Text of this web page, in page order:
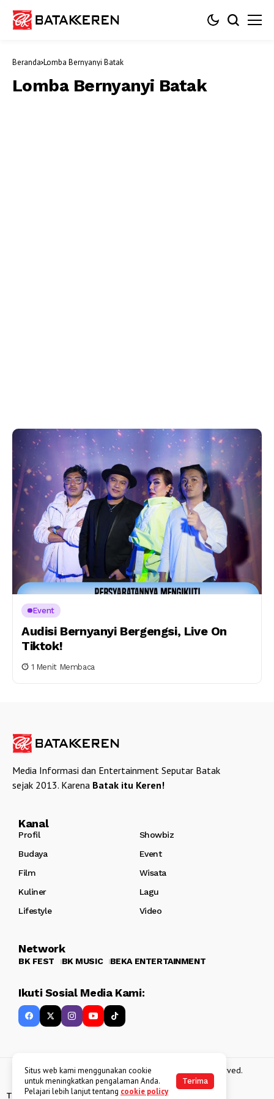
Beranda Lomba Bernyanyi Batak
Lomba Bernyanyi Batak
Event
Audisi Bernyanyi Bergengsi, Live On
Tiktok!
1 Menit Membaca
Media Informasi dan Entertainment Seputar Batak
sejak 2013. Karena Batak itu Keren!
Kanal
Profil
Showbiz
Budaya
Event
Film
Wisata
Kuliner
Lagu
Lifestyle
Video
Network
BK FEST BK MUSIC BEKA ENTERTAINMENT
Ikuti Sosial Media Kami:
Copyright 2013 - 2025BATAKKEREN . All rights reserved.
Tentang Kami Kebijakan Data Pribadi Disclaimer
Situs web kami menggunakan cookie
untuk meningkatkan pengalaman Anda.
Pelajari lebih lanjut tentang cookie policy
Terima